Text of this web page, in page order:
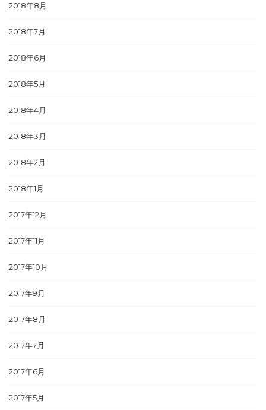
2018年8月
2018年7月
2018年6月
2018年5月
2018年4月
2018年3月
2018年2月
2018年1月
2017年12月
2017年11月
2017年10月
2017年9月
2017年8月
2017年7月
2017年6月
2017年5月